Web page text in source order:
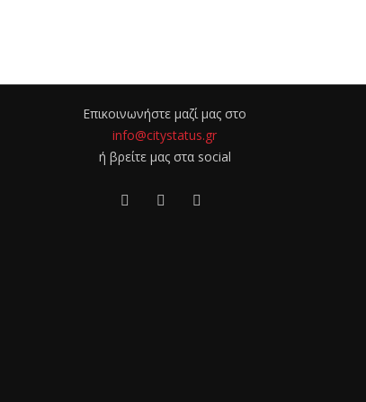
Επικοινωνήστε μαζί μας στο
info@citystatus.gr
ή βρείτε μας στα social